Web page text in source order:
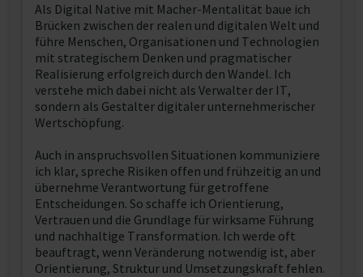
Als Digital Native mit Macher-Mentalität baue ich
Brücken zwischen der realen und digitalen Welt und
führe Menschen, Organisationen und Technologien
mit strategischem Denken und pragmatischer
Realisierung erfolgreich durch den Wandel. Ich
verstehe mich dabei nicht als Verwalter der IT,
sondern als Gestalter digitaler unternehmerischer
Wertschöpfung.
Auch in anspruchsvollen Situationen kommuniziere
ich klar, spreche Risiken offen und frühzeitig an und
übernehme Verantwortung für getroffene
Entscheidungen. So schaffe ich Orientierung,
Vertrauen und die Grundlage für wirksame Führung
und nachhaltige Transformation. Ich werde oft
beauftragt, wenn Veränderung notwendig ist, aber
Orientierung, Struktur und Umsetzungskraft fehlen.